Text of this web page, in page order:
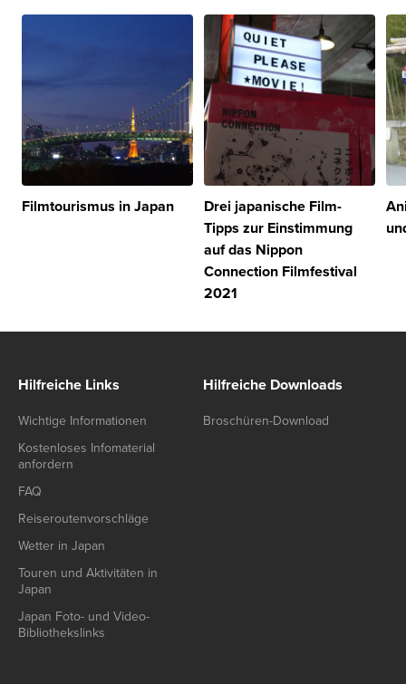
Filmtourismus in Japan
Drei japanische Film-
Tipps zur Einstimmung
auf das Nippon
Connection Filmfestival
2021
Hilfreiche Links
Wichtige Informationen
Kostenloses Infomaterial
anfordern
FAQ
Reiseroutenvorschläge
Wetter in Japan
Touren und Aktivitäten in
Japan
Japan Foto- und Video-
Bibliothekslinks
Hilfreiche Downloads
Broschüren-Download